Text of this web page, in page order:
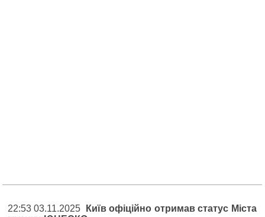
22:53 03.11.2025
Київ офіційно отримав статус Міста